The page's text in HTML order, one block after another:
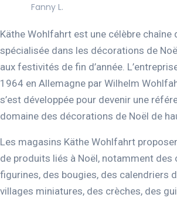
Fanny L.
Käthe Wohlfahrt est une célèbre chaîne
spécialisée dans les décorations de
aux festivités de fin d’année.
1964 en Allemagne par Wilhelm
s’est développée pour devenir une
domaine des décorations de Noël de
Les magasins Käthe Wohlfahrt
de produits liés à Noël, notamment des
figurines, des bougies, des calendriers
villages miniatures, des crèches, des